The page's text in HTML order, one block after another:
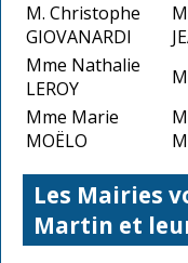
M. Christophe
GIOVANARDI
Mme Nathalie
LEROY
Mme Marie
MOËLO
Les Mairies
Martin et